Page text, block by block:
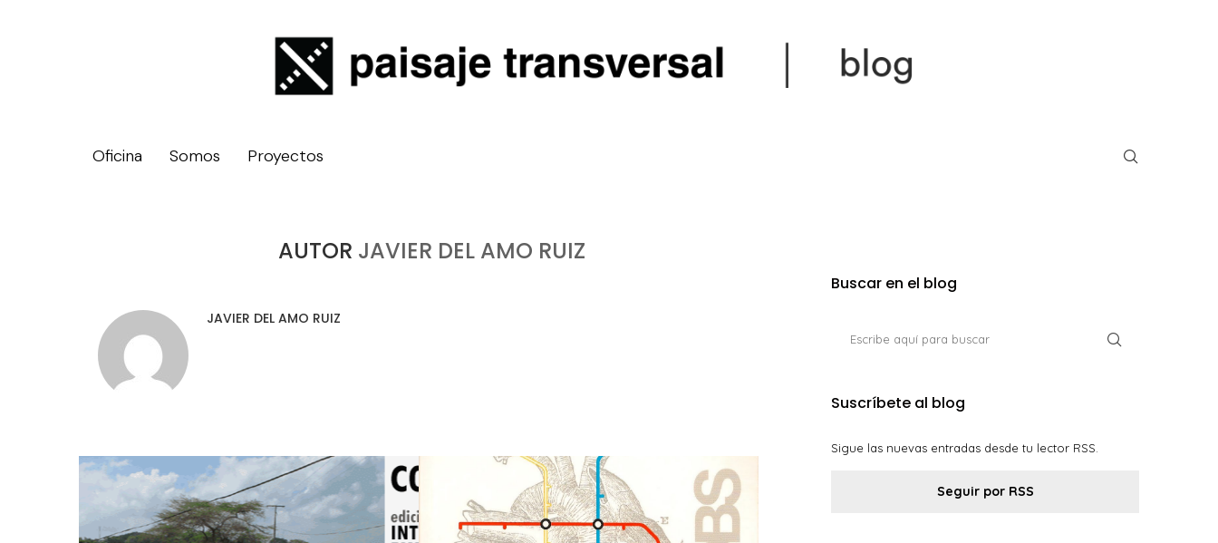
Oficina Somos Proyectos
AUTOR JAVIER DEL AMO RUIZ
JAVIER DEL AMO RUIZ
Buscar en el blog
Suscríbete al blog
Sigue las nuevas entradas desde tu lector RSS.
Seguir por RSS